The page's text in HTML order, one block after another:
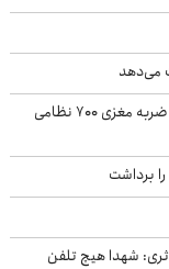
می‌دهد
آسوشیتدپرس افشا کرد: حملات سنگین ایران باعث ضربه مغزی ۷۰۰ نظامی
برداشت
شهدا هیچ تلفن